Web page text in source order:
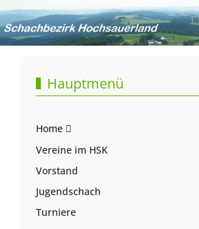
Hauptmenü
Home
Vereine im HSK
Vorstand
Jugendschach
Turniere